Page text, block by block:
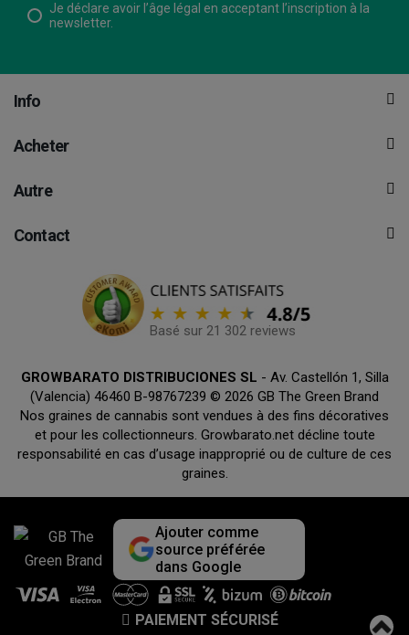
Je déclare avoir l’âge légal en acceptant l’inscription à la
newsletter.
Info
Acheter
Autre
Contact
Basé sur 21 302 reviews
GROWBARATO DISTRIBUCIONES SL - Av. Castellón 1, Silla
(Valencia) 46460 B-98767239 © 2026 GB The Green Brand
Nos graines de cannabis sont vendues à des fins décoratives
et pour les collectionneurs. Growbarato.net décline toute
responsabilité en cas d’usage inapproprié ou de culture de ces
graines.
Ajouter comme
source préférée
dans Google
PAIEMENT SÉCURISÉ